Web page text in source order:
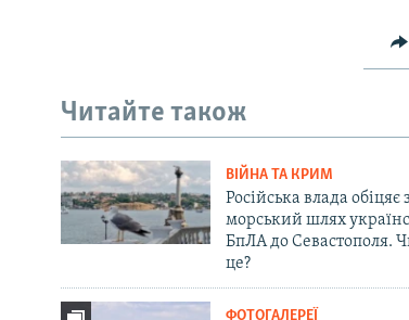
Читайте також
ВІЙНА ТА КРИМ
Російська влада обіцяє
морський шлях
БпЛА до Севастополя.
це?
ФОТОГАЛЕРЕЇ